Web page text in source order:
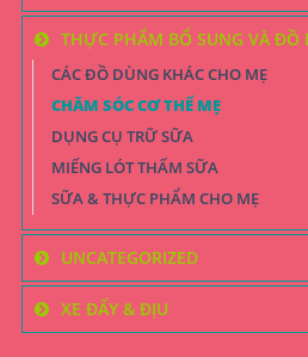
THỰC PHẨM BỔ SUNG VÀ ĐỒ
CÁC ĐỒ DÙNG KHÁC CHO MẸ
CHĂM SÓC CƠ THỂ MẸ
DỤNG CỤ TRỮ SỮA
MIẾNG LÓT THẤM SỮA
SỮA & THỰC PHẨM CHO MẸ
UNCATEGORIZED
XE ĐẨY & ĐỊU